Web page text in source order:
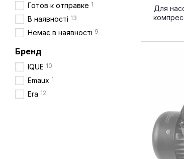
Для
Готов к отправке 1
В наявності 13
Немає в наявності 9
Бренд
IQUE 10
Emaux 1
Era 12